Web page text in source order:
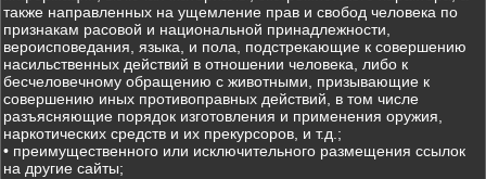
также направленных на ущемление прав и свобод человека по
признакам расовой и национальной принадлежности,
вероисповедания, языка, и пола, подстрекающие к совершению
насильственных действий в отношении человека, либо к
бесчеловечному обращению с животными, призывающие к
совершению иных противоправных действий, в том числе
разъясняющие порядок изготовления и применения оружия,
наркотических средств и их прекурсоров, и т.д.;
• преимущественного или исключительного размещения ссылок
на другие сайты;